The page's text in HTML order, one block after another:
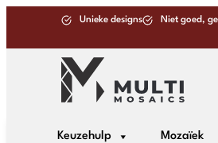
Unieke designs Niet goed,
Keuzehulp Mozaïek